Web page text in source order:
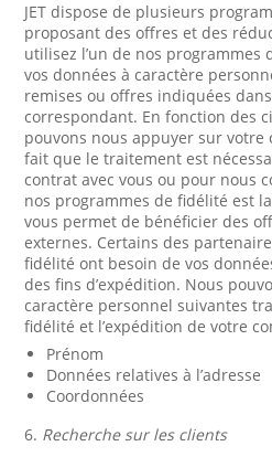
JET dispose de plusieurs
proposant des offres et des
utilisez l’un de nos programmes
vos données à caractère
remises ou offres indiquées
correspondant. En fonction des
pouvons nous appuyer sur votre
fait que le traitement est
contrat avec vous ou pour nous
nos programmes de fidélité est
vous permet de bénéficier des
externes. Certains des
fidélité ont besoin de vos
des fins d’expédition. Nous
caractère personnel suivantes
fidélité et l’expédition de votre
Prénom
Données relatives à l’adresse
Coordonnées
6. Recherche sur les clients